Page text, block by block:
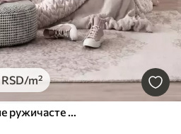
RSD/m²
Планине и цветајуће гране ружичасте магнолије, текстурирани пејзаж